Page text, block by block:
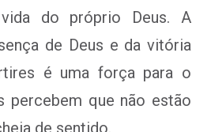
do próprio Deus. A
de Deus e da vitória
é uma força para o
percebem que não estão
de sentido.